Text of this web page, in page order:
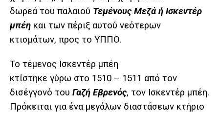
δωρεά του παλαιού Τεμένους Μεζά ή Ισκεντέρ
μπέη και των πέριξ αυτού νεότερων
κτισμάτων, προς το ΥΠΠΟ.
Το τέμενος Ισκεντέρ μπέη
κτίστηκε γύρω στο 1510 – 1511 από τον
δισέγγονό του Γαζή Εβρενός, τον Ισκεντέρ μπέη.
Πρόκειται για ένα μεγάλων διαστάσεων κτήριο